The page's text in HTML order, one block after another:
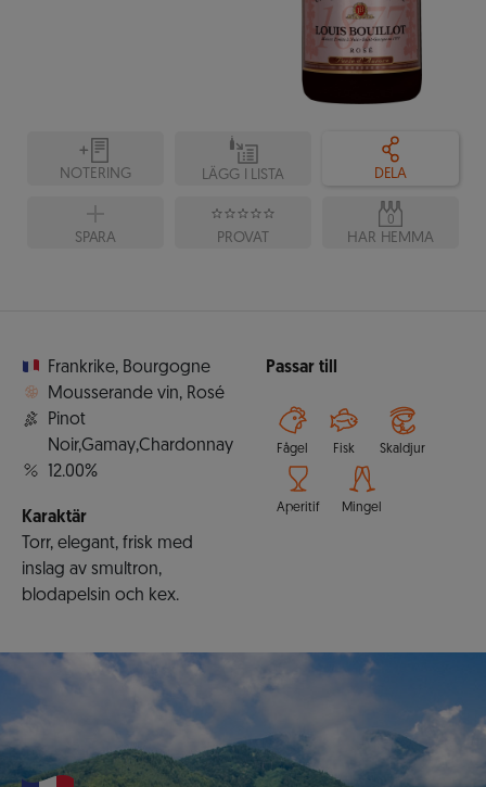
NOTERING LÄGG I LISTA DELA
SPARA PROVAT
0
HAR HEMMA
Frankrike, Bourgogne
Mousserande vin, Rosé
Pinot
Noir,Gamay,Chardonnay
12.00%
Karaktär
Torr, elegant, frisk med
inslag av smultron,
blodapelsin och kex.
Passar till
Fågel Fisk Skaldjur
Aperitif Mingel